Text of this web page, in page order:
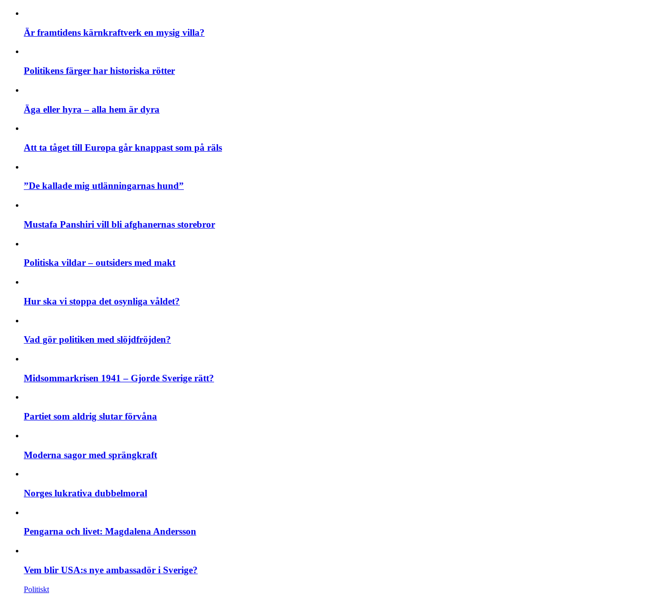
Är framtidens kärnkraftverk en mysig villa?
Politikens färger har historiska rötter
Äga eller hyra – alla hem är dyra
Att ta tåget till Europa går knappast som på räls
”De kallade mig utlänningarnas hund”
Mustafa Panshiri vill bli afghanernas storebror
Politiska vildar – outsiders med makt
Hur ska vi stoppa det osynliga våldet?
Vad gör politiken med slöjdfröjden?
Midsommarkrisen 1941 – Gjorde Sverige rätt?
Partiet som aldrig slutar förvåna
Moderna sagor med sprängkraft
Norges lukrativa dubbelmoral
Pengarna och livet: Magdalena Andersson
Vem blir USA:s nye ambassadör i Sverige?
Politiskt